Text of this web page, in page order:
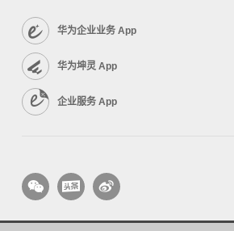
华为企业业务 App
华为坤灵 App
企业服务 App